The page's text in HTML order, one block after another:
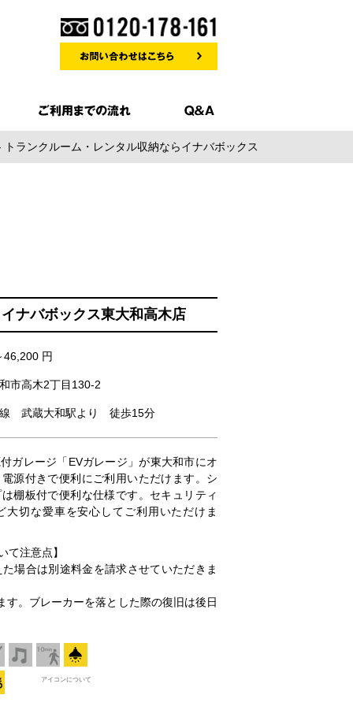
ランクルーム・レンタル収納ならイナバボックス
ナバボックス東大和高木店
46,200 円
市高木2丁目130-2
線 武蔵大和駅より 徒歩15分
ガレージ「EVガレージ」が東大和市にオ
源付きで便利にご利用いただけます。シ
棚板付で便利な仕様です。セキュリティ
大切な愛車を安心してご利用いただけま
て注意点】
場合は別途料金を請求させていただきま
す。ブレーカーを落とした際の復旧は後日
アイコンについて